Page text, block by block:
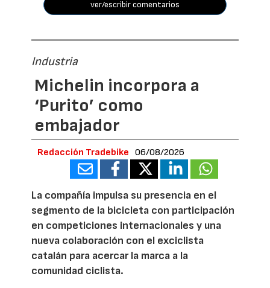
ver/escribir comentarios
Industria
Michelin incorpora a
‘Purito’ como
embajador
Redacción Tradebike 06/08/2026
La compañía impulsa su presencia en el
segmento de la bicicleta con participación
en competiciones internacionales y una
nueva colaboración con el exciclista
catalán para acercar la marca a la
comunidad ciclista.